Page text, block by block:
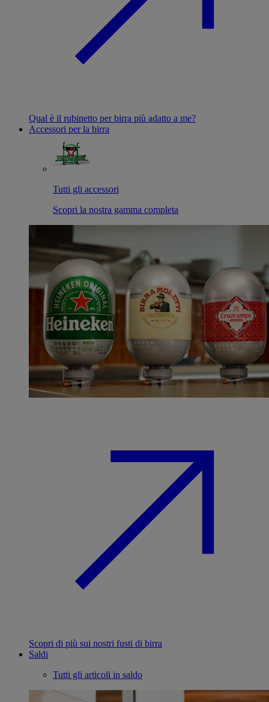
Qual è il rubinetto per birra più adatto a me?
Accessori per la birra
Tutti gli accessori
Scopri la nostra gamma completa
Scopri di più sui nostri fusti di birra
Saldi
Tutti gli articoli in saldo